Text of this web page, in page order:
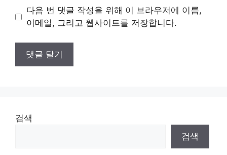
트
다음 번 댓글 작성을 위해 이 브라우저에 이름,
이메일, 그리고 웹사이트를 저장합니다.
검색
검색